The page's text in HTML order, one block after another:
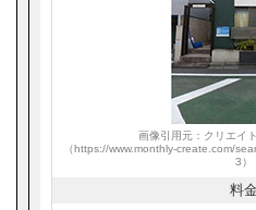
画像引用元：クリエイ
（https://www.monthly-create.com/
3）
料金